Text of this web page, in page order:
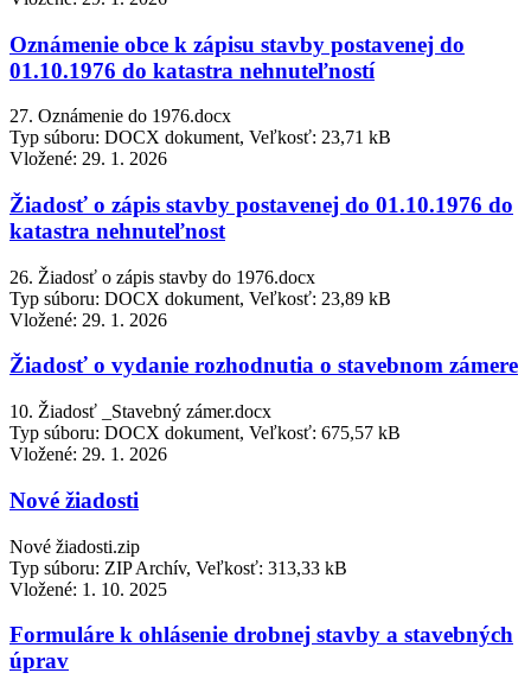
Oznámenie obce k zápisu stavby postavenej do
01.10.1976 do katastra nehnuteľností
27. Oznámenie do 1976.docx
Typ súboru: DOCX dokument, Veľkosť: 23,71 kB
Vložené: 29. 1. 2026
Žiadosť o zápis stavby postavenej do 01.10.1976 do
katastra nehnuteľnost
26. Žiadosť o zápis stavby do 1976.docx
Typ súboru: DOCX dokument, Veľkosť: 23,89 kB
Vložené: 29. 1. 2026
Žiadosť o vydanie rozhodnutia o stavebnom zámere
10. Žiadosť _Stavebný zámer.docx
Typ súboru: DOCX dokument, Veľkosť: 675,57 kB
Vložené: 29. 1. 2026
Nové žiadosti
Nové žiadosti.zip
Typ súboru: ZIP Archív, Veľkosť: 313,33 kB
Vložené: 1. 10. 2025
Formuláre k ohlásenie drobnej stavby a stavebných
úprav